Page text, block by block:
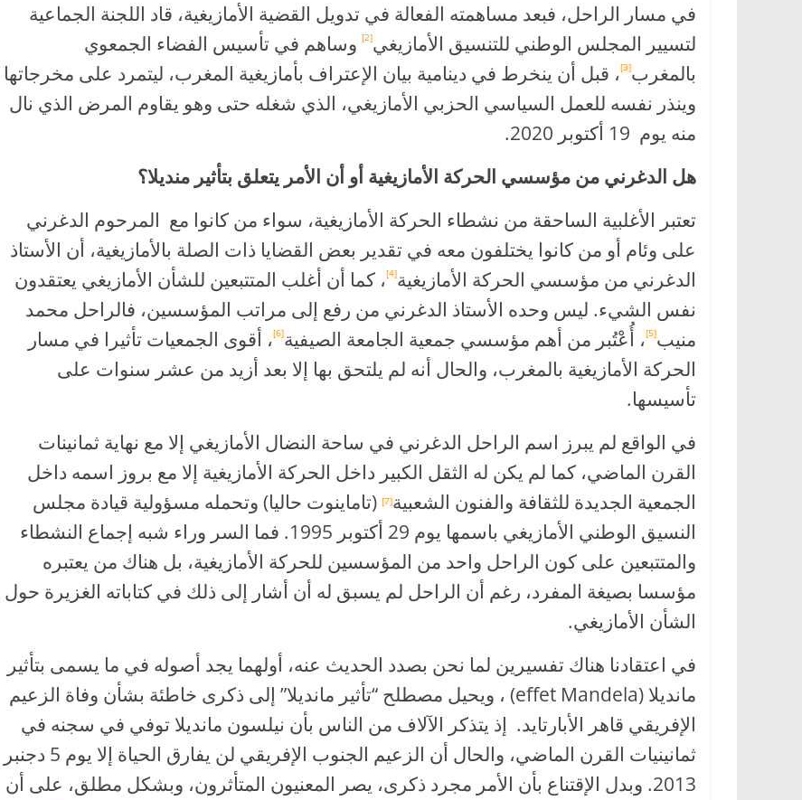
في مسار الراحل، فبعد مساهمته الفعالة في تدويل القضية الأمازيغية، قاد اللجنة الجماعية
لتسيير المجلس الوطني للتنسيق الأمازيغي[2]
وساهم في تأسيس الفضاء الجمعوي
بالمغرب[3]
، قبل أن ينخرط في دينامية بيان الإعتراف بأمازيغية المغرب، ليتمرد على مخرجاتها
وينذر نفسه للعمل السياسي الحزبي الأمازيغي، الذي شغله حتى وهو يقاوم المرض الذي نال
منه يوم 19 أكتوبر 2020.
هل الدغرني من مؤسسي الحركة الأمازيغية أو أن الأمر يتعلق بتأثير منديلا؟
تعتبر الأغلبية الساحقة من نشطاء الحركة الأمازيغية، سواء من كانوا مع المرحوم الدغرني
على وئام أو من كانوا يختلفون معه في تقدير بعض القضايا ذات الصلة بالأمازيغية، أن الأستاذ
الدغرني من مؤسسي الحركة الأمازيغية[4]
، كما أن أغلب المتتبعين للشأن الأمازيغي يعتقدون
نفس الشيء. ليس وحده الأستاذ الدغرني من رفع إلى مراتب المؤسسين، فالراحل محمد
منيب[5] ، أُعْتُبر من أهم مؤسسي جمعية الجامعة الصيفية[6]
، أقوى الجمعيات تأثيرا في مسار
الحركة الأمازيغية بالمغرب، والحال أنه لم يلتحق بها إلا بعد أزيد من عشر سنوات على
تأسيسها.
في الواقع لم يبرز اسم الراحل الدغرني في ساحة النضال الأمازيغي إلا مع نهاية ثمانينات
القرن الماضي، كما لم يكن له الثقل الكبير داخل الحركة الأمازيغية إلا مع بروز اسمه داخل
الجمعية الجديدة للثقافة والفنون الشعبية[7]
(تاماينوت حاليا) وتحمله مسؤولية قيادة مجلس
النسيق الوطني الأمازيغي باسمها يوم 29 أكتوبر 1995. فما السر وراء شبه إجماع النشطاء
والمتتبعين على كون الراحل واحد من المؤسسين للحركة الأمازيغية، بل هناك من يعتبره
مؤسسا بصيغة المفرد، رغم أن الراحل لم يسبق له أن أشار إلى ذلك في كتاباته الغزيرة حول
الشأن الأمازيغي.
في اعتقادنا هناك تفسيرين لما نحن بصدد الحديث عنه، أولهما يجد أصوله في ما يسمى بتأثير
مانديلا (effet Mandela) ، ويحيل مصطلح “تأثير مانديلا” إلى ذكرى خاطئة بشأن وفاة الزعيم
الإفريقي قاهر الأبارتايد. إذ يتذكر الآلاف من الناس بأن نيلسون مانديلا توفي في سجنه في
ثمانينيات القرن الماضي، والحال أن الزعيم الجنوب الإفريقي لن يفارق الحياة إلا يوم 5 دجنبر
2013. وبدل الإقتناع بأن الأمر مجرد ذكرى، يصر المعنيون المتأثرون، وبشكل مطلق، على أن